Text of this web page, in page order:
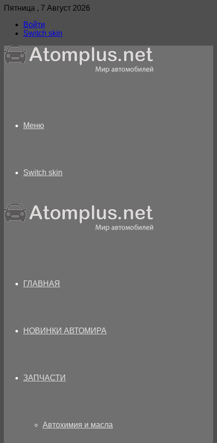
Пятница , 7 Август 2026
Войти
Switch skin
Меню
Switch skin
ГЛАВНАЯ
НОВИНКИ АВТОМИРА
ЗАПЧАСТИ
Автохимия и масла